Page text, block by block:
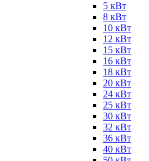
5 кВт
8 кВт
10 кВт
12 кВт
15 кВт
16 кВт
18 кВт
20 кВт
24 кВт
25 кВт
30 кВт
32 кВт
36 кВт
40 кВт